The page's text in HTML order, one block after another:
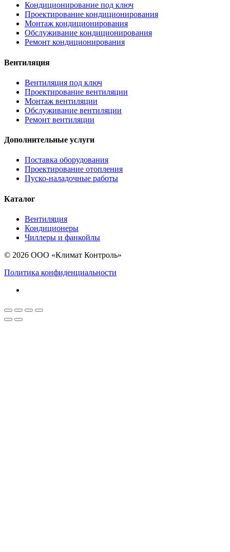
Кондиционирование под ключ
Проектирование кондиционирования
Монтаж кондиционирования
Обслуживание кондиционирования
Ремонт кондиционирования
Вентиляция
Вентиляция под ключ
Проектирование вентиляции
Монтаж вентиляции
Обслуживание вентиляции
Ремонт вентиляции
Дополнительные услуги
Поставка оборудования
Проектирование отопления
Пуско-наладочные работы
Каталог
Вентиляция
Кондиционеры
Чиллеры и фанкойлы
© 2026 ООО «Климат Контроль»
Политика конфиденциальности